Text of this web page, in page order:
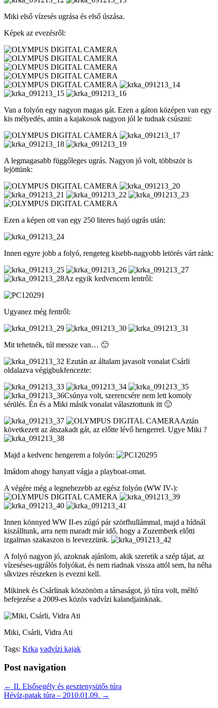
Miki első vízesés ugrása és első úszása.
Képek az evezésről:
Van a folyón egy nagyon magas gát. Ezen a gáton középen van egy
kis mélyedés, amin a kajakosok nagyon jól le tudnak csúszni:
A legmagasabb függőleges ugrás. Nagyon jó volt, többször is
lejöttünk:
Ezen a képen ott van egy 250 literes hajó ugrás után:
Innen egyre jobb a folyó, rengeteg kisebb-nagyobb letörés várt ránk:
Az egyik kedvencem lentről:
Ugyanez még fentről:
Mit tehetnék, túl messze van… 🙂
Ezután az általam javasolt vonalat Csárli
oldalazva végigbukfencezte:
Csúnya volt, szerencsére nem lett komoly
sérülés. Én és a Miki másik vonalat választottunk itt 🙂
Aztán
következett az átszakadt gát, az előtte lévő hengerrel. Ugye Miki ?
Majd a kedvenc hengerem a folyón:
Imádom ahogy hanyatt vágja a playboat-omat.
A végére még a legnehezebb az egész folyón (WW IV-):
Innen könnyed WW II-es zúgó pár szörfhullámmal, majd a hídnál
kiszálltunk, arra nem maradt már idő, hogy a Zuzemberk előtti
izgalmas szakaszon is leevezzünk.
A folyó nagyon jó, azoknak ajánlom, akik szeretik a szép tájat, az
vízeséses-ugrálós folyókat, és nem riadnak vissza attól sem, ha néha
síkvizes részeken is evezni kell.
Mikinek és Csárlinak köszönöm a társaságot, jó túra volt, méltó
befejezése a 2009-es közös vadvízi kalandjainknak.
Miki, Csárli, Vidra Ati
Tags: Krka vadvízi kajak
Post navigation
← II. Elsősegély és gesztenysütős túra
Hévíz-patak túra – 2010.01.09. →